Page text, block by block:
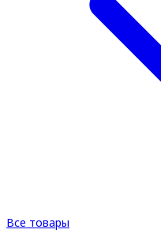
Все товары